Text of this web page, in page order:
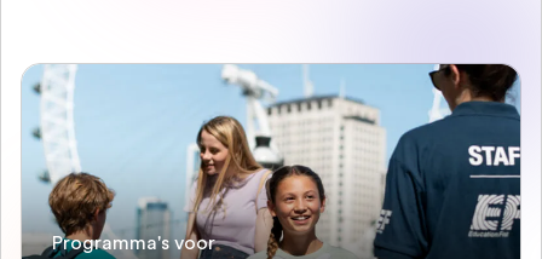
Programma's voor